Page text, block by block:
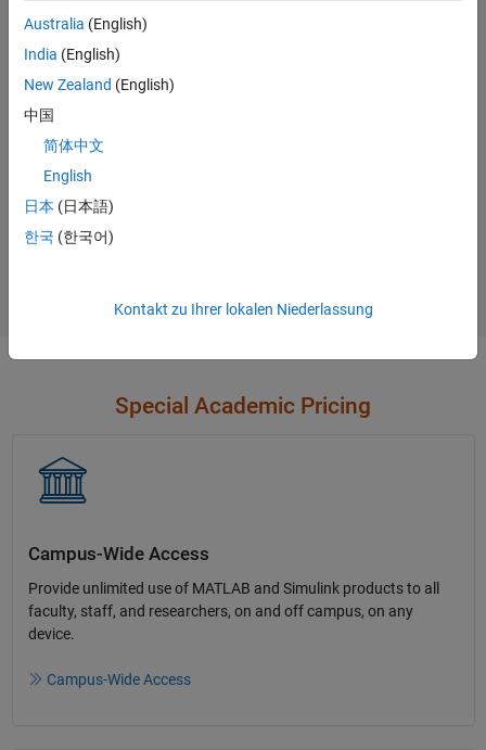
Not sure what you need? We offer other license
Special Academic Pricing
Campus-Wide Access
Provide unlimited use of MATLAB and Simulink products to all
faculty, staff, and researchers, on and off campus, on any
device.​
Campus-Wide Access
Australia (English)
India (English)
New Zealand (English)
中国
简体中文
English
日本 (日本語)
한국 (한국어)
Kontakt zu Ihrer lokalen Niederlassung